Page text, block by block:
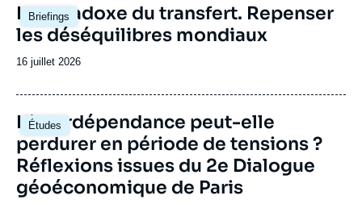
centrales, plateformes numériques, institutions
multilatérales ou encore opérateurs
d’infrastructures financières. Dans un contexte
de rupture profonde, il ne suffit plus de raffiner
conçue sur un modèle flexible, mobilisant des
expertises variées pour proposer à la fois des
lectures globales et des analyses ciblées. Elle
permet également à des acteurs et experts
d’horizons variés d’en débattre librement.
Briefings
Image
principale
Le paradoxe du transfert. Repenser
les déséquilibres mondiaux
Date
publication
16 juillet 2026
Études
Image
principale
L'interdépendance peut-elle
perdurer en période de tensions ?
Réflexions issues du 2e Dialogue
géoéconomique de Paris